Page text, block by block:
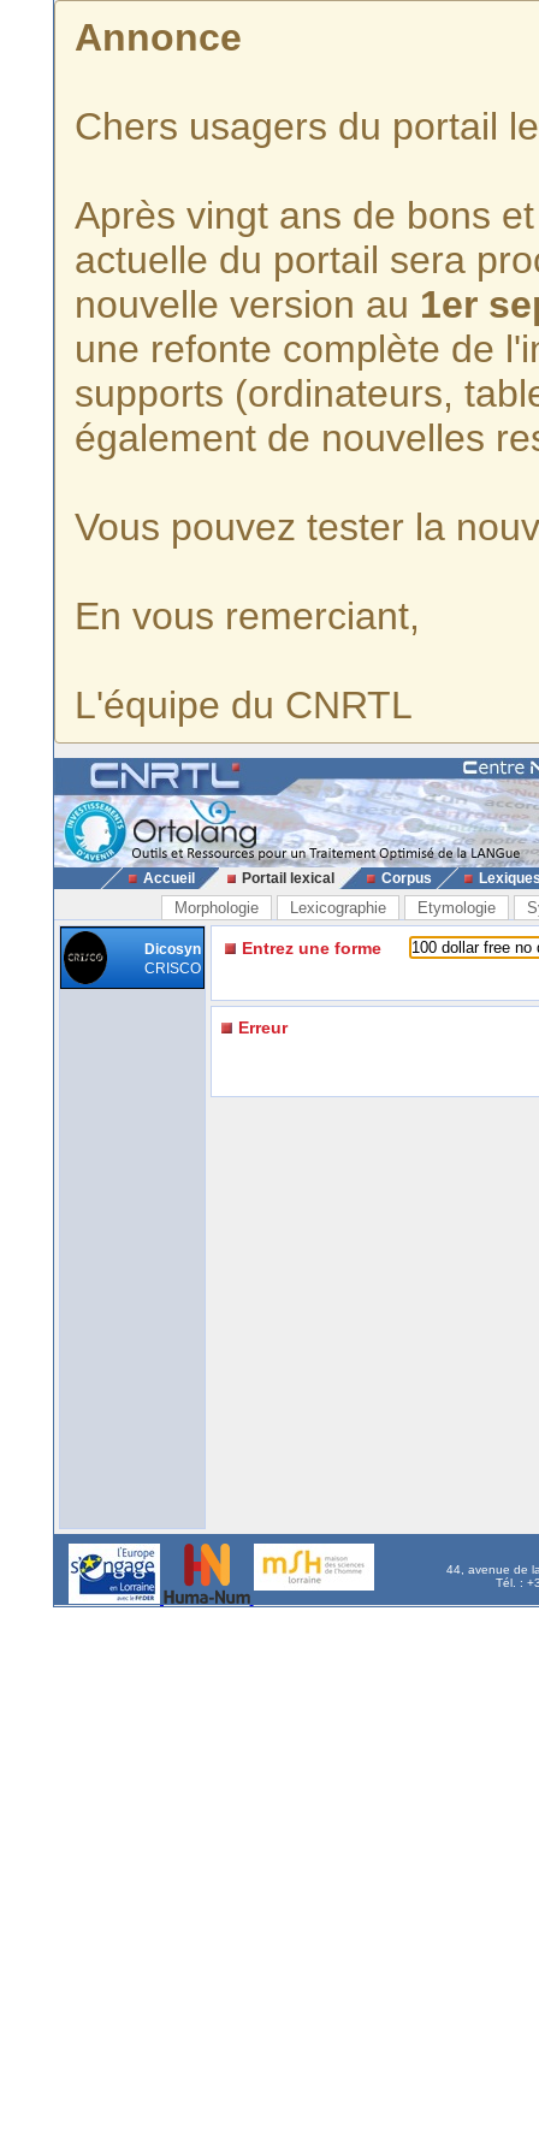
Annonce
Chers usagers du portail
Après vingt ans de bons
actuelle du portail sera
nouvelle version au 1er
une refonte complète de
supports (ordinateurs,
également de nouvelles
Vous pouvez tester la
En vous remerciant,
L'équipe du CNRTL
Accueil Portail lexical Corpus
Morphologie Lexicographie Etymologie
Dicosyn
CRISCO
Entrez une forme
Erreur
44, avenue de
Tél. :